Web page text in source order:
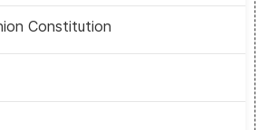
Constitution